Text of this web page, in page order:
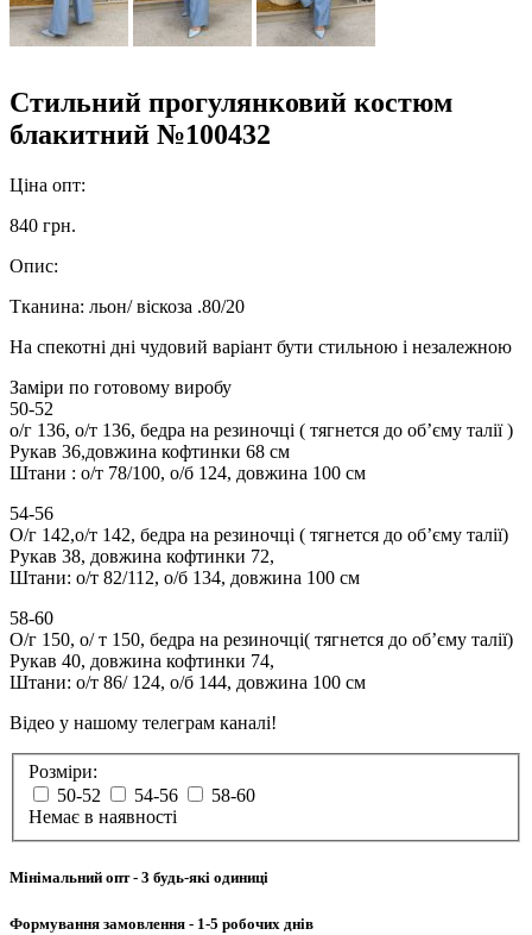
Стильний прогулянковий костюм
блакитний №100432
Ціна опт:
840 грн.
Опис:
Тканина: льон/ віскоза .80/20
На спекотні дні чудовий варіант бути стильною і незалежною
Заміри по готовому виробу
50-52
о/г 136, о/т 136, бедра на резиночці ( тягнется до обʼєму талії )
Рукав 36,довжина кофтинки 68 см
Штани : о/т 78/100, о/б 124, довжина 100 см
54-56
О/г 142,о/т 142, бедра на резиночці ( тягнется до обʼєму талії)
Рукав 38, довжина кофтинки 72,
Штани: о/т 82/112, о/б 134, довжина 100 см
58-60
О/г 150, о/ т 150, бедра на резиночці( тягнется до обʼєму талії)
Рукав 40, довжина кофтинки 74,
Штани: о/т 86/ 124, о/б 144, довжина 100 см
Відео у нашому телеграм каналі!
Розміри:
50-52
54-56
58-60
Немає в наявності
Мінімальний опт- 3 будь-які одиниці
Формування замовлення - 1-5 робочих днів